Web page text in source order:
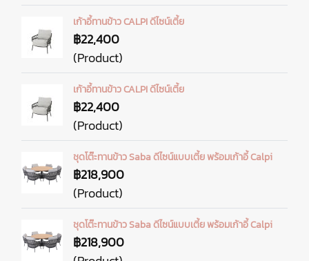
เก้าอี้ทานข้าว ​CALPI ดีไซน์เตี้ย
฿22,400
(Product)
เก้าอี้ทานข้าว ​CALPI ดีไซน์เตี้ย
฿22,400
(Product)
ชุดโต๊ะทานข้าว Saba ดีไซน์แบบเตี้ย พร้อมเก้าอี้ Calpi
฿218,900
(Product)
ชุดโต๊ะทานข้าว Saba ดีไซน์แบบเตี้ย พร้อมเก้าอี้ Calpi
฿218,900